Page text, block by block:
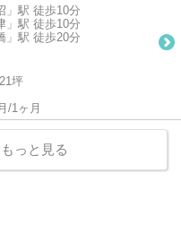
」駅 徒歩10分
」駅 徒歩10分
」駅 徒歩20分
坪
/1ヶ月
っと見る